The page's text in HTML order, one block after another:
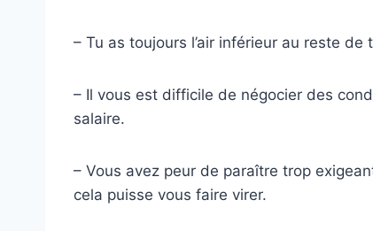
– Tu as toujours l’air inférieur au reste
– Il vous est difficile de négocier des
salaire.
– Vous avez peur de paraître trop
cela puisse vous faire virer.